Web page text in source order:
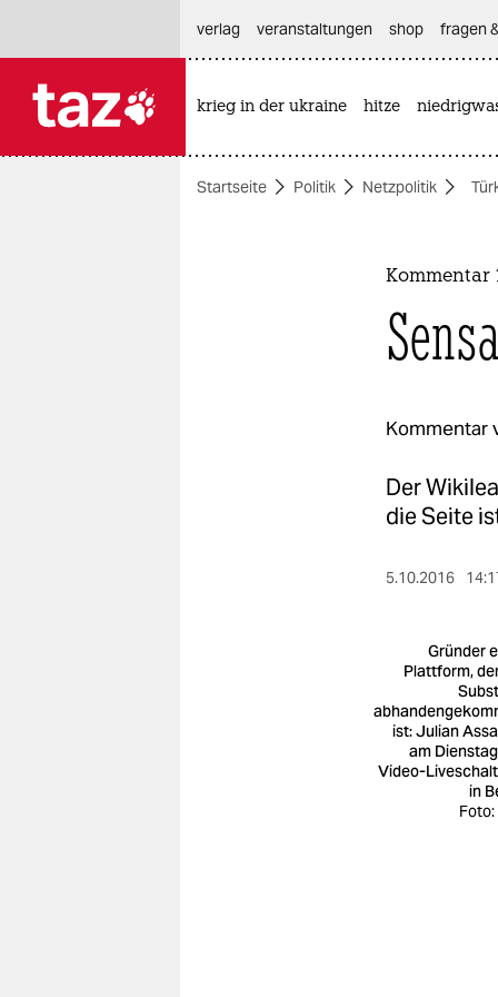
themen
verlag
veranstaltungen shop fragen
krieg in der ukraine hitze
Startseite Politik Netzpolitik
Kommentar
Kommentar
Der
die Seite
5.10.2016
Gründer
Plattform,
ist: Julian
am
Video-
in